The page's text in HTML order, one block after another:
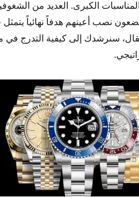
المناسبات الكبرى. العديد من
نصب أعينهم هدفاً نهائياً يتمثل
سنرشدك إلى كيفية التدرج